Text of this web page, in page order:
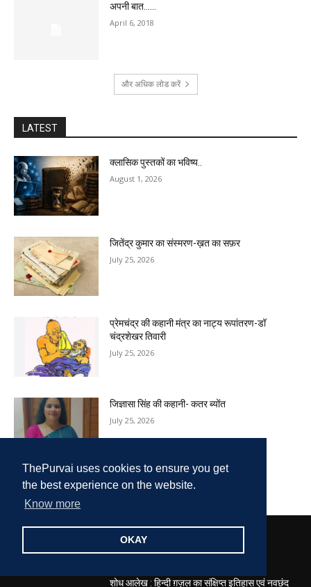
ThePurvai uses cookies to ensure you get
the best experience on the website.
Know more
OKAY
अपनी बात……
April 6, 2018
और अधिक लोड करें
LATEST
क्लासिक पुस्तकों का भविष्य..
August 1, 2026
जितेंद्र कुमार का संस्मरण-ख़त का सफ़र
July 25, 2026
प्रेमचंद्र की कहानी मंत्र का नाट्य रूपांतरण-डॉ
चंद्रशेखर तिवारी
July 25, 2026
जिज्ञासा सिंह की कहानी- कतर ब्योंत
July 25, 2026
और अधिक लोड करें
EDITOR PICKS
शोध आलेख : हिन्दी ग़ज़ल का संक्षिप्त इतिहास एवं नवछंद